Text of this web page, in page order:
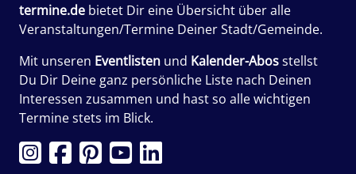
termine.de bietet Dir eine Übersicht über alle
Veranstaltungen/Termine Deiner Stadt/Gemeinde.
Mit unseren Eventlisten und Kalender-Abosstellst
Du Dir Deine ganz persönliche Liste nach Deinen
Interessen zusammen und hast so alle wichtigen
Termine stets im Blick.